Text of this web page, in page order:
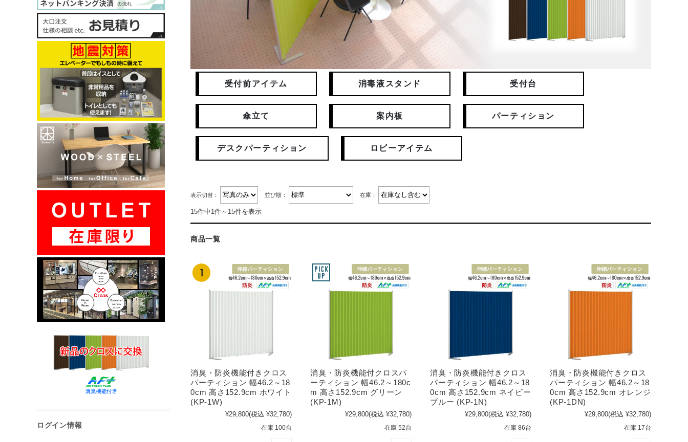
受付前アイテム 消毒液スタンド 受付台
傘立て 案内板 パーティション
デスクパーティション ロビーアイテム
表示切替： 並び順： 在庫：
15件中1件～15件を表示
商品一覧
消臭・防炎機能付きクロス
パーティション 幅46.2～18
0cm 高さ152.9cm ホワイト
(KP-1W)
¥29,800(税込 ¥32,780)
在庫 100台
消臭・防炎機能付クロスパ
ーティション 幅46.2～180c
m 高さ152.9cm グリーン
(KP-1M)
¥29,800(税込 ¥32,780)
在庫 52台
消臭・防炎機能付きクロス
パーティション 幅46.2～18
0cm 高さ152.9cm ネイビー
ブルー (KP-1N)
¥29,800(税込 ¥32,780)
在庫 86台
消臭・防炎機能付きクロス
パーティション 幅46.2～18
0cm 高さ152.9cm オレンジ
(KP-1DN)
¥29,800(税込 ¥32,780)
在庫 17台
ログイン情報